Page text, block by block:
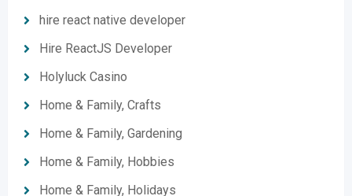
hire react native developer
Hire ReactJS Developer
Holyluck Casino
Home & Family, Crafts
Home & Family, Gardening
Home & Family, Hobbies
Home & Family, Holidays